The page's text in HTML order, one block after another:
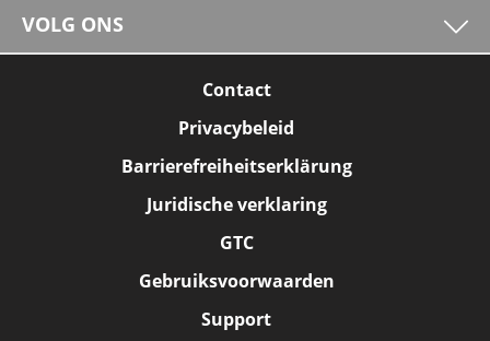
VOLG ONS
Contact
Privacybeleid
Barrierefreiheitserklärung
Juridische verklaring
GTC
Gebruiksvoorwaarden
Support